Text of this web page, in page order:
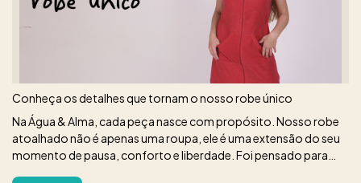
Conheça os detalhes que tornam o nosso robe único
Na Água & Alma, cada peça nasce com propósito. Nosso robe
atoalhado não é apenas uma roupa, ele é uma extensão do seu
momento de pausa, conforto e liberdade. Foi pensado para